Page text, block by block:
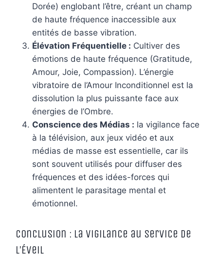
Dorée) englobant l’être, créant un champ
de haute fréquence inaccessible aux
entités de basse vibration.
Élévation Fréquentielle : Cultiver des
émotions de haute fréquence (Gratitude,
Amour, Joie, Compassion). L’énergie
vibratoire de l’Amour Inconditionnel est la
dissolution la plus puissante face aux
énergies de l’Ombre.
Conscience des Médias : la vigilance face
à la télévision, aux jeux vidéo et aux
médias de masse est essentielle, car ils
sont souvent utilisés pour diffuser des
fréquences et des idées-forces qui
alimentent le parasitage mental et
émotionnel.
Conclusion : La Vigilance au Service de
l’Éveil